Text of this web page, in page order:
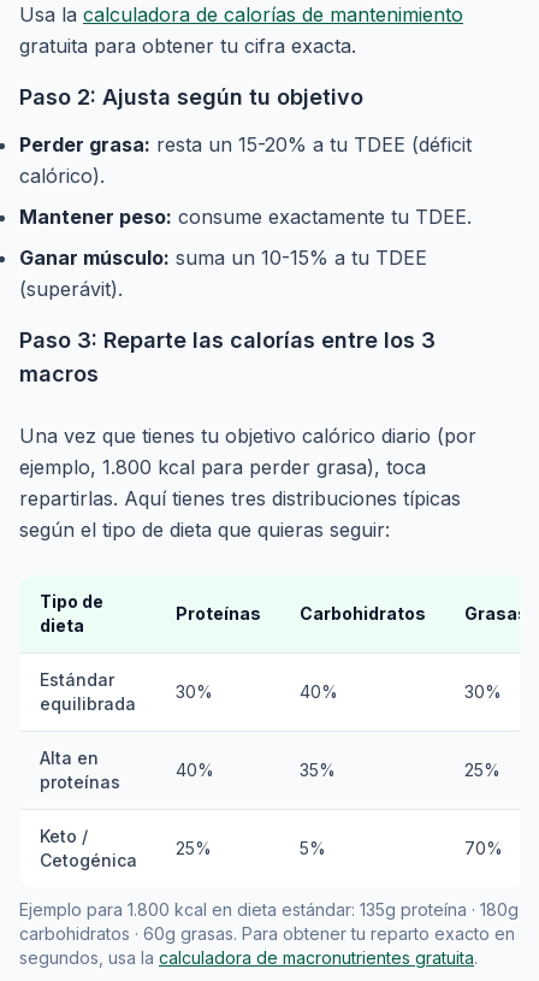
Usa la calculadora de calorías de mantenimiento
gratuita para obtener tu cifra exacta.
Paso 2: Ajusta según tu objetivo
Perder grasa: resta un 15-20% a tu TDEE (déficit
calórico).
Mantener peso: consume exactamente tu TDEE.
Ganar músculo: suma un 10-15% a tu TDEE
(superávit).
Paso 3: Reparte las calorías entre los 3
macros
Una vez que tienes tu objetivo calórico diario (por
ejemplo, 1.800 kcal para perder grasa), toca
repartirlas. Aquí tienes tres distribuciones típicas
según el tipo de dieta que quieras seguir:
Tipo de
dieta
Proteínas Carbohidratos Grasas
Estándar
equilibrada
30% 40% 30%
Alta en
proteínas
40% 35% 25%
Keto /
Cetogénica
25% 5% 70%
Ejemplo para 1.800 kcal en dieta estándar: 135g proteína · 180g
carbohidratos · 60g grasas. Para obtener tu reparto exacto en
segundos, usa la calculadora de macronutrientes gratuita.